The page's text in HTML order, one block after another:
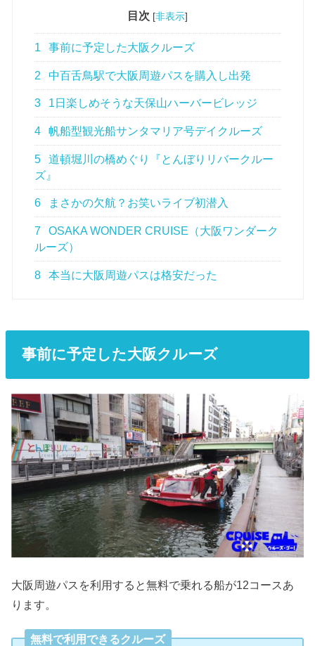
目次 [非表示]
1 事前に予定した大阪クルーズ
2 中百舌鳥駅で大阪周遊パスを購入し出発
3 1日楽しめそうな天保山ハーバービレッジ
4 帆船型観光船サンタマリア号デイクルーズ
5
道頓堀川の橋めぐり『とんぼりリバークルー
ズ』
6 まさかの欠航？お笑いライブ初潜入
7
OSAKA WONDER CRUISE（大阪ワンダーク
ルーズ）
8 本当に大阪周遊パスは格安だった
事前に予定した大阪クルーズ
大阪周遊パスを利用すると無料で乗れる船が12コースあ
ります。
無料で利用できるクルーズ